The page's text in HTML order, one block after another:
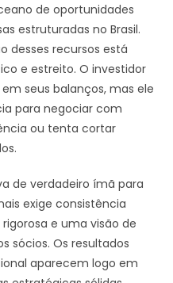
de oportunidades
estruturadas no Brasil.
desses recursos está
e estreito. O investidor
seus balanços, mas ele
para negociar com
ou tenta cortar
de verdadeiro ímã para
exige consistência
e uma visão de
sócios. Os resultados
aparecem logo em